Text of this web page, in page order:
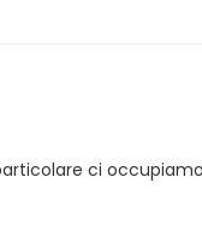
ci